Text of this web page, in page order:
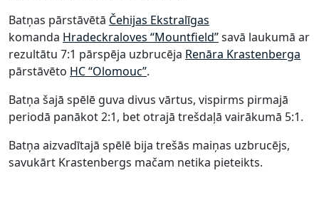
Batņas pārstāvētā Čehijas Ekstralīgas
komanda Hradeckraloves “Mountfield”savā laukumā ar
rezultātu 7:1 pārspēja uzbrucēja Renāra Krastenberga
pārstāvēto HC “Olomouc”.
Batņa šajā spēlē guva divus vārtus, vispirms pirmajā
periodā panākot 2:1, bet otrajā trešdaļā vairākumā 5:1.
Batņa aizvadītajā spēlē bija trešās maiņas uzbrucējs,
savukārt Krastenbergs mačam netika pieteikts.